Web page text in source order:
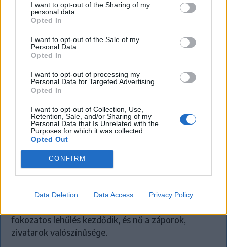
I want to opt-out of the Sharing of my
personal data.
Opted In
I want to opt-out of the Sale of my
Personal Data.
Opted In
I want to opt-out of processing my
Personal Data for Targeted Advertising.
Opted In
I want to opt-out of Collection, Use,
Retention, Sale, and/or Sharing of my
Personal Data that Is Unrelated with the
Purposes for which it was collected.
Opted Out
CONFIRM
Data Deletion Data Access Privacy Policy
KRÓNIKA
Záporok, zivatarok hoznak felfrissülést
a kánikula után – kéthetes időjárás-
előrejelzés
Románia legtöbb régiójában, ahol kánikulára és
fokozatos lehűlés kezdődik, és nő a záporok,
zivatarok valószínűsége.